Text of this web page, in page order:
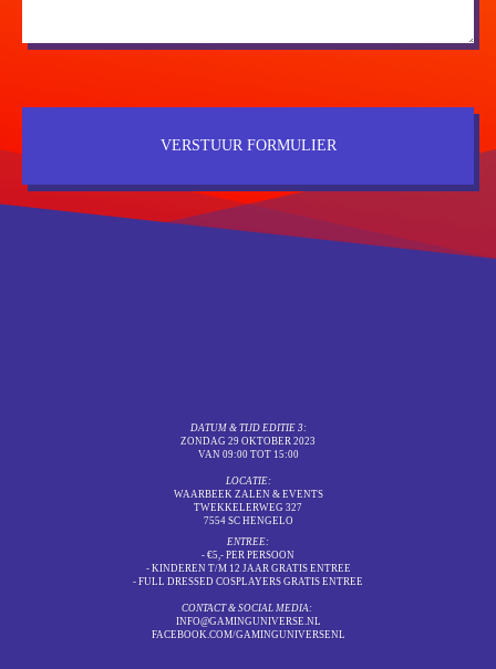
VERSTUUR FORMULIER
DATUM & TIJD EDITIE 3:
ZONDAG 29 OKTOBER 2023
VAN 09:00 TOT 15:00
LOCATIE:
WAARBEEK ZALEN & EVENTS
TWEKKELERWEG 327
7554 SC HENGELO
ENTREE:
- €5,- PER PERSOON
- KINDEREN T/M 12 JAAR GRATIS ENTREE
- FULL DRESSED COSPLAYERS GRATIS ENTREE
CONTACT & SOCIAL MEDIA:
INFO@GAMINGUNIVERSE.NL
FACEBOOK.COM/GAMINGUNIVERSENL